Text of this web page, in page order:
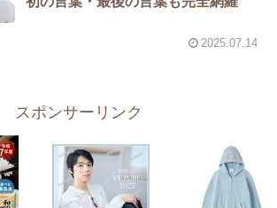
2025.07.14
スポンサーリンク